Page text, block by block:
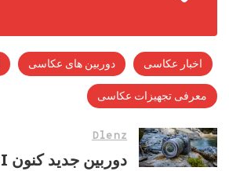
اخبار عکاسی دوربین های عکاسی
معرفی تجهیزات عکاسی
Dlenz
دوربین جدید کنون EOS R6 Mark II